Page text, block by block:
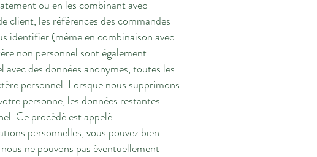
ou en les combinant avec
client, les références des commandes
identifier (même en combinaison avec
non personnel sont également
des données anonymes, toutes les
personnel. Lorsque nous supprimons
personne, les données restantes
Ce procédé est appelé
personnelles, vous pouvez bien
ne pouvons pas éventuellement